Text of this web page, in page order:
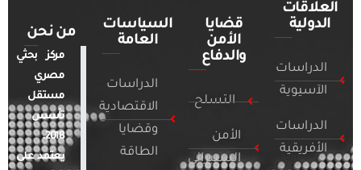
العلاقات
الدولية
الدراسات
الآسيوية
الدراسات
الأفريقية
قضايا
الأمن
والدفاع
التسلح
الأمن
السيبراني
السياسات
العامة
الدراسات
الاقتصادية
وقضايا
الطاقة
من نحن
مركز بحثي
مصري
مستقل
تأسس
2018.
يعتمد على